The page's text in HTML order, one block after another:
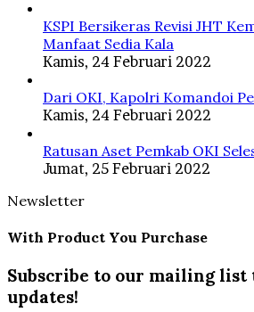
KSPI Bersikeras Revisi JHT
Manfaat Sedia Kala
Kamis, 24 Februari 2022
Dari OKI, Kapolri Komandoi
Kamis, 24 Februari 2022
Ratusan Aset Pemkab OKI
Jumat, 25 Februari 2022
Newsletter
With Product You Purchase
Subscribe to our mailing list
updates!